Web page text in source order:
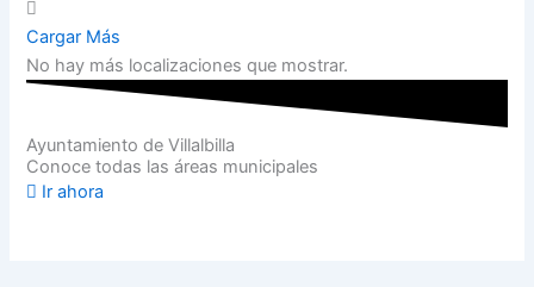
Cargar Más
No hay más localizaciones que mostrar.
Ayuntamiento de Villalbilla
Conoce todas las áreas municipales
Ir ahora